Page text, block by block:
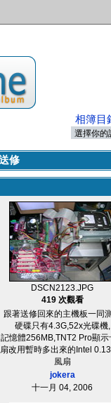
相簿目
修
DSCN2123.JPG
419 次觀看
跟著送修回來的主機板一同
硬碟只有4.3G,52x光碟機,
記憶體256MB,TNT2 Pro顯示
改用暫時多出來的Intel
風扇
jokera
十一月 04, 2006